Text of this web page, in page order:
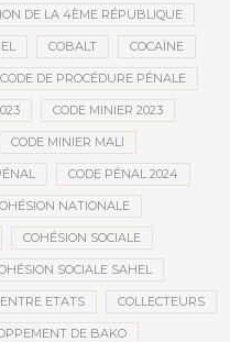
DE LA 4ÈME RÉPUBLIQUE
COBALT COCAÏNE
CODE DE PROCÉDURE PÉNALE
CODE MINIER 2023
CODE MINIER MALI
CODE PÉNAL 2024
NATIONALE
COHÉSION SOCIALE
SOCIALE SAHEL
ETATS COLLECTEURS
DE BAKO